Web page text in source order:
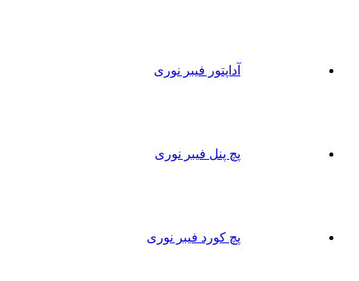
آداپتور فیبر نوری
پچ پنل فیبر نوری
پچ کورد فیبر نوری